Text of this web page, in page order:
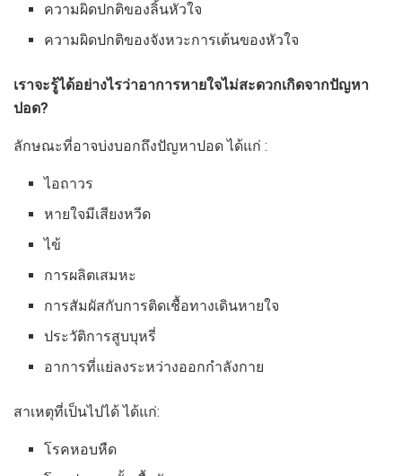
ความผิดปกติของลิ้นหัวใจ
ความผิดปกติของจังหวะการเต้นของหัวใจ
เราจะรู้ได้อย่างไรว่าอาการหายใจไม่สะดวกเกิดจากปัญหา
ปอด?
ลักษณะที่อาจบ่งบอกถึงปัญหาปอด ได้แก่ :
ไอถาวร
หายใจมีเสียงหวีด
ไข้
การผลิตเสมหะ
การสัมผัสกับการติดเชื้อทางเดินหายใจ
ประวัติการสูบบุหรี่
อาการที่แย่ลงระหว่างออกกำลังกาย
สาเหตุที่เป็นไปได้ ได้แก่:
โรคหอบหืด